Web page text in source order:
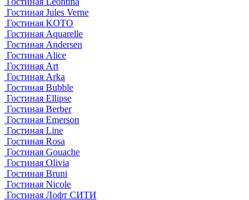
Гостиная Jules Verne
Гостиная KOTO
Гостиная Aquarelle
Гостиная Andersen
Гостиная Alice
Гостиная Art
Гостиная Arka
Гостиная Bubble
Гостиная Ellipse
Гостиная Berber
Гостиная Emerson
Гостиная Line
Гостиная Rosa
Гостиная Gouache
Гостиная Olivia
Гостиная Bruni
Гостиная Nicole
Гостиная Лофт СИТИ